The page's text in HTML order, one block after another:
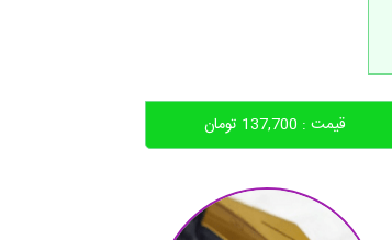
قیمت : 137,700 تومان